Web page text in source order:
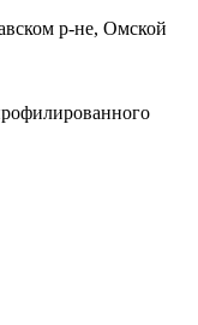
р-не, Омской